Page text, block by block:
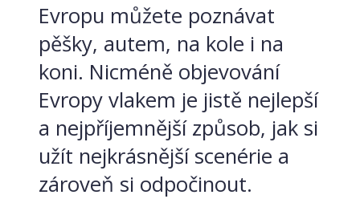
Evropu můžete poznávat
pěšky, autem, na kole i na
koni. Nicméně objevování
Evropy vlakem je jistě nejlepší
a nejpříjemnější způsob, jak si
užít nejkrásnější scenérie a
zároveň si odpočinout.